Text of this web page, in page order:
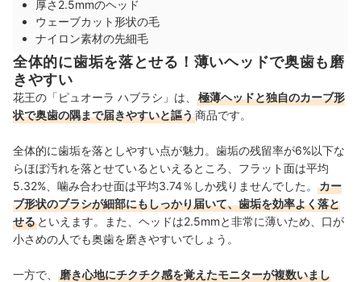
厚さ2.5mmのヘッド
ウェーブカット形状の毛
ナイロン素材の先細毛
全体的に歯垢を落とせる！薄いヘッドで奥歯も磨
きやすい
花王の「ピュオーラ ハブラシ」は、
極薄ヘッドと独自のカーブ形
状で奥歯の隅まで届きやすいと謳う商品です。
全体的に歯垢を落としやすい点が魅力。歯垢の残留率が6%以下な
らほぼ汚れを落とせているといえるところ、フラット面は平均
5.32%、噛み合わせ面は平均3.74％しか残りませんでした。
カー
ブ形状のブラシが細部にもしっかり届いて、歯垢を効率よく落と
せる といえます。また、ヘッドは2.5mmと非常に薄いため、口が
小さめの人でも奥歯を磨きやすいでしょう。
一方で、
磨き心地にチクチク感を覚えたモニターが複数いまし